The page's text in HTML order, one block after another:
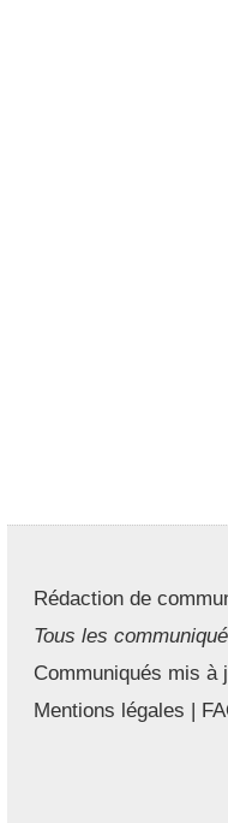
Rédaction de
Tous les
Communiqués mis à
Mentions légales |